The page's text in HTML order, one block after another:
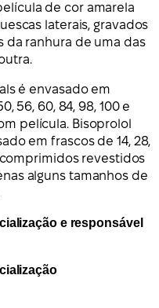
de cor amarela
laterais, gravados
da ranhura de uma das
é envasado em
56, 60, 84, 98, 100 e
película. Bisoprolol
em frascos de 14, 28,
comprimidos revestidos
alguns tamanhos de
e responsável